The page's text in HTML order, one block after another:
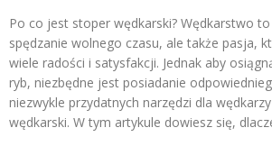
Po co jest stoper wędkarski? Wędkarstwo
spędzanie wolnego czasu, ale także pasja,
wiele radości i satysfakcji. Jednak aby
ryb, niezbędne jest posiadanie
niezwykle przydatnych narzędzi dla
wędkarski. W tym artykule dowiesz się,